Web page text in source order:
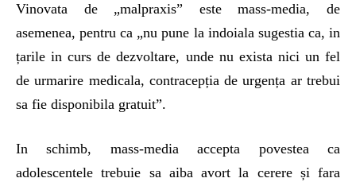
Vinovata de „malpraxis” este mass-media, de
asemenea, pentru ca „nu pune la indoiala sugestia ca, in
țarile in curs de dezvoltare, unde nu exista nici un fel
de urmarire medicala, contracepția de urgența ar trebui
sa fie disponibila gratuit”.
In schimb, mass-media accepta povestea ca
adolescentele trebuie sa aiba avort la cerere și fara